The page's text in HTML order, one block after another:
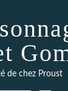
de chez Proust